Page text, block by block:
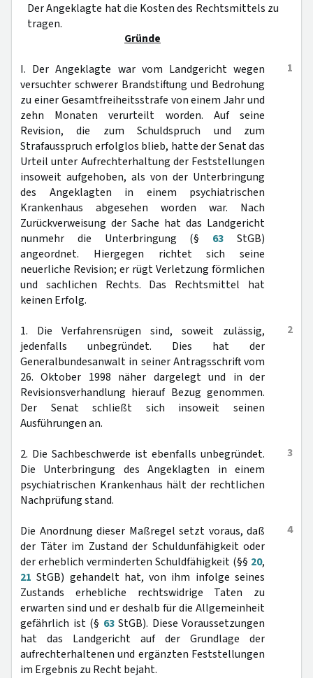
Der Angeklagte hat die Kosten des Rechtsmittels zu
tragen.
Gründe
1
I. Der Angeklagte war vom Landgericht wegen
versuchter schwerer Brandstiftung und Bedrohung
zu einer Gesamtfreiheitsstrafe von einem Jahr und
zehn Monaten verurteilt worden. Auf seine
Revision, die zum Schuldspruch und zum
Strafausspruch erfolglos blieb, hatte der Senat das
Urteil unter Aufrechterhaltung der Feststellungen
insoweit aufgehoben, als von der Unterbringung
des Angeklagten in einem psychiatrischen
Krankenhaus abgesehen worden war. Nach
Zurückverweisung der Sache hat das Landgericht
nunmehr die Unterbringung (§ 63 StGB)
angeordnet. Hiergegen richtet sich seine
neuerliche Revision; er rügt Verletzung förmlichen
und sachlichen Rechts. Das Rechtsmittel hat
keinen Erfolg.
2
1. Die Verfahrensrügen sind, soweit zulässig,
jedenfalls unbegründet. Dies hat der
Generalbundesanwalt in seiner Antragsschrift vom
26. Oktober 1998 näher dargelegt und in der
Revisionsverhandlung hierauf Bezug genommen.
Der Senat schließt sich insoweit seinen
Ausführungen an.
3
2. Die Sachbeschwerde ist ebenfalls unbegründet.
Die Unterbringung des Angeklagten in einem
psychiatrischen Krankenhaus hält der rechtlichen
Nachprüfung stand.
4
Die Anordnung dieser Maßregel setzt voraus, daß
der Täter im Zustand der Schuldunfähigkeit oder
der erheblich verminderten Schuldfähigkeit (§§ 20,
21 StGB) gehandelt hat, von ihm infolge seines
Zustands erhebliche rechtswidrige Taten zu
erwarten sind und er deshalb für die Allgemeinheit
gefährlich ist (§ 63StGB). Diese Voraussetzungen
hat das Landgericht auf der Grundlage der
aufrechterhaltenen und ergänzten Feststellungen
im Ergebnis zu Recht bejaht.